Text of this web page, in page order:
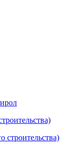
строительства)